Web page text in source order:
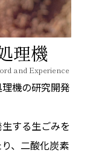
理機
and Experience
機の研究開発
する生ごみを
、二酸化炭素